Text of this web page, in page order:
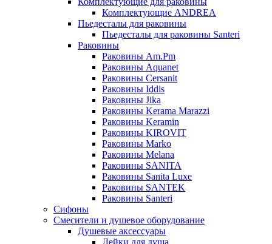
Комплектующие ANDREA
Пьедесталы для раковины
Пьедесталы для раковины Santeri
Раковины
Раковины Am.Pm
Раковины Aquanet
Раковины Cersanit
Раковины Iddis
Раковины Jika
Раковины Kerama Marazzi
Раковины Keramin
Раковины KIROVIT
Раковины Marko
Раковины Melana
Раковины SANITA
Раковины Sanita Luxe
Раковины SANTEK
Раковины Santeri
Сифоны
Смесители и душевое оборудование
Душевые аксессуары